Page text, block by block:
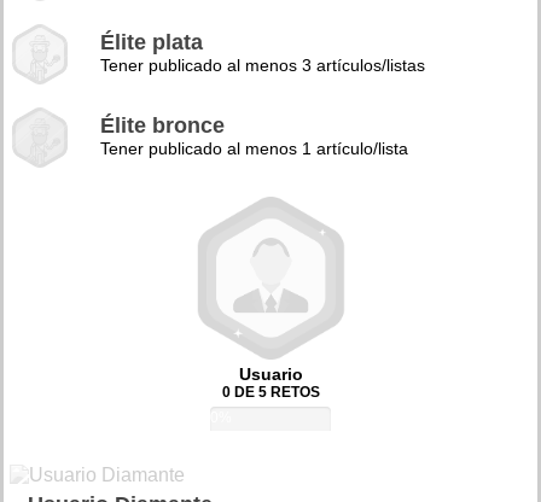
Élite plata
Tener publicado al menos 3 artículos/listas
Élite bronce
Tener publicado al menos 1 artículo/lista
Usuario
0 DE 5 RETOS